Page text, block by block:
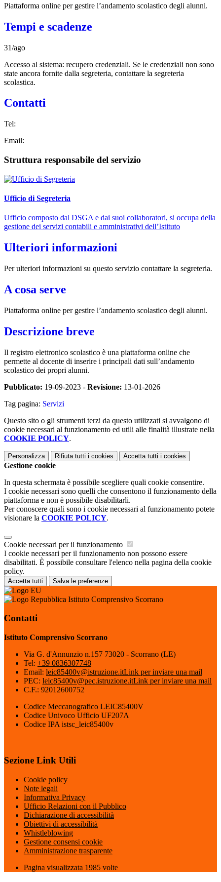
Piattaforma online per gestire l’andamento scolastico degli alunni.
Tempi e scadenze
31/ago
Accesso al sistema: recupero credenziali. Se le credenziali non sono
state ancora fornite dalla segreteria, contattare la segreteria
scolastica.
Contatti
Tel:
Email:
Struttura responsabile del servizio
Ufficio di Segreteria
Ufficio composto dal DSGA e dai suoi collaboratori, si occupa della
gestione dei servizi contabili e amministrativi dell’Istituto
Ulteriori informazioni
Per ulteriori informazioni su questo servizio contattare la segreteria.
A cosa serve
Piattaforma online per gestire l’andamento scolastico degli alunni.
Descrizione breve
Il registro elettronico scolastico è una piattaforma online che
permette al docente di inserire i principali dati sull’andamento
scolastico dei propri alunni.
Pubblicato: 19-09-2023 - Revisione: 13-01-2026
Tag pagina: Servizi
Questo sito o gli strumenti terzi da questo utilizzati si avvalgono di
cookie necessari al funzionamento ed utili alle finalità illustrate nella
COOKIE POLICY.
Personalizza Rifiuta tutti i cookies Accetta tutti i cookies
Gestione cookie
In questa schermata è possibile scegliere quali cookie consentire.
I cookie necessari sono quelli che consentono il funzionamento della
piattaforma e non è possibile disabilitarli.
Per conoscere quali sono i cookie necessari al funzionamento potete
visionare la COOKIE POLICY.
Cookie necessari per il funzionamento
I cookie necessari per il funzionamento non possono essere
disabilitati. È possibile consultare l'elenco nella pagina della cookie
policy.
Accetta tutti Salva le preferenze
Istituto Comprensivo Scorrano
Contatti
Istituto Comprensivo Scorrano
Via G. d'Annunzio n.157 73020 - Scorrano (LE)
Tel: +39 0836307748
Email: leic85400v@istruzione.itLink per inviare una mail
PEC: leic85400v@pec.istruzione.itLink per inviare una mail
C.F.: 92012600752
Codice Meccanografico LEIC85400V
Codice Univoco Ufficio UF207A
Codice IPA istsc_leic85400v
Sezione Link Utili
Cookie policy
Note legali
Informativa Privacy
Ufficio Relazioni con il Pubblico
Dichiarazione di accessibilità
Obiettivi di accessibilità
Whistleblowing
Gestione consensi cookie
Amministrazione trasparente
Pagina visualizzata 1985 volte